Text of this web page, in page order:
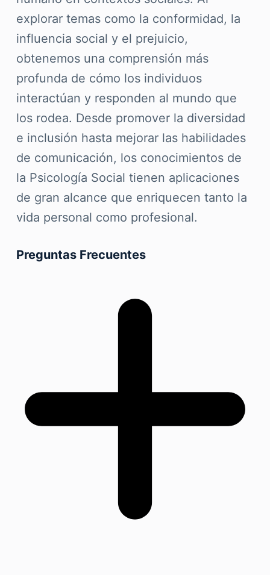
explorar temas como la conformidad, la
influencia social y el prejuicio,
obtenemos una comprensión más
profunda de cómo los individuos
interactúan y responden al mundo que
los rodea. Desde promover la diversidad
e inclusión hasta mejorar las habilidades
de comunicación, los conocimientos de
la Psicología Social tienen aplicaciones
de gran alcance que enriquecen tanto la
vida personal como profesional.
Preguntas Frecuentes